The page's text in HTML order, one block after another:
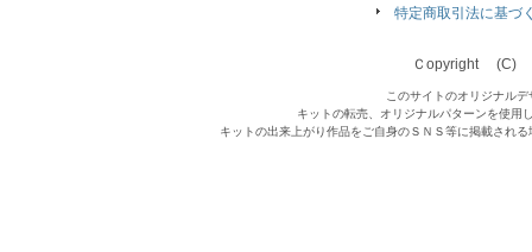
特定商取引法に基づ
Ｃopyright (C)
このサイトのオリジナル
キットの転売、オリジナルパターンを使用
キットの出来上がり作品をご自身のＳＮＳ等に掲載され